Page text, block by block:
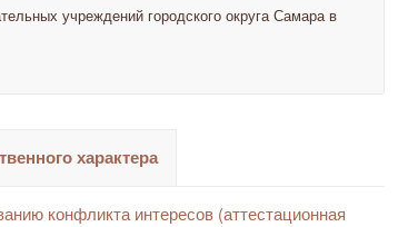
учреждений городского округа Самара в
характера
конфликта интересов (аттестационная